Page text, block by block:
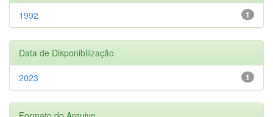
1
1992
Data de Disponibilização
1
2023